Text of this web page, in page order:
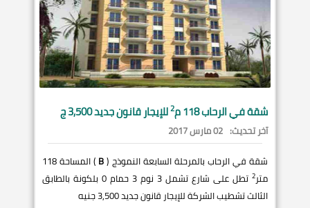
شقة فيالرحاب118 م 2للإيجار قانون جديد 3,500 ج
آخر تحديث: 02 مارس 2017
شقة في الرحاب بالمرحلة السابعة النموذج (B
) المساحة 118
متر2
تطل على شارع تشمل 3 نوم 3 حمام 0 بلكونة بالطابق
الثالث تشطيب الشركة للإيجار قانون جديد 3,500 جنيه